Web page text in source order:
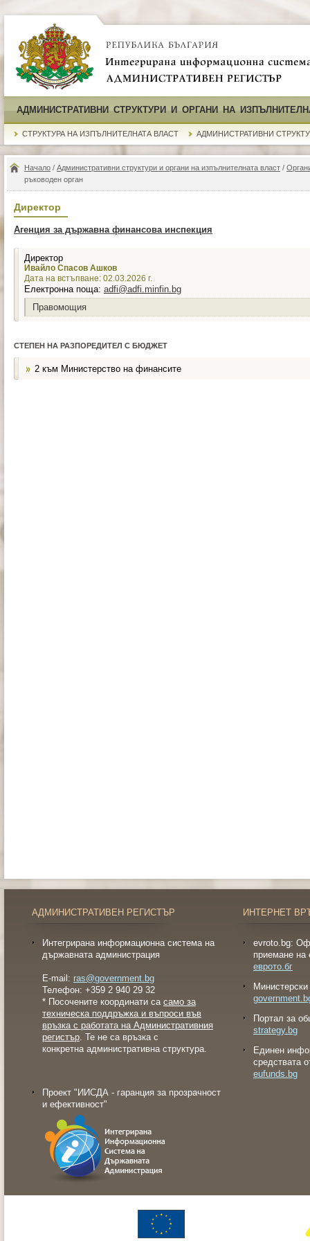
АДМИНИСТРАТИВНИ СТРУКТУРИ И ОРГАНИ НА
СТРУКТУРА НА ИЗПЪЛНИТЕЛНАТА ВЛАСТ АДМИНИСТРАТИВНИ
Начало / Административни структури и органи на изпълнителната власт /
ръководен орган
Директор
Агенция за държавна финансова инспекция
Директор
Ивайло Спасов Ашков
Дата на встъпване: 02.03.2026 г.
Електронна поща: adfi@adfi.minfin.bg
Правомощия
СТЕПЕН НА РАЗПОРЕДИТЕЛ С БЮДЖЕТ
2 към Министерство на финансите
АДМИНИСТРАТИВЕН РЕГИСТЪР
Интегрирана информационна система на
държавната администрация
E-mail: ras@government.bg
Телефон: +359 2 940 29 32
* Посочените координати са само за
техническа поддръжка и въпроси във
връзка с работата на Административния
регистър. Те не са връзка с
конкретна административна структура.
Проект "ИИСДА - гаранция за прозрачност
и ефективност"
ИНТЕРНЕТ
evroto.bg:
приемане на
еврото.бг
Портал за
strategy.bg
Eдинен
средствата
eufunds.bg